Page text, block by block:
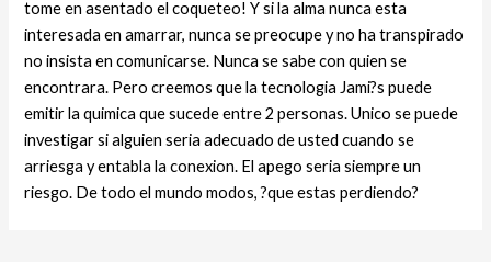
tome en asentado el coqueteo! Y si la alma nunca esta
interesada en amarrar, nunca se preocupe y no ha transpirado
no insista en comunicarse. Nunca se sabe con quien se
encontrara. Pero creemos que la tecnologia Jami?s puede
emitir la quimica que sucede entre 2 personas. Unico se puede
investigar si alguien seri­a adecuado de usted cuando se
arriesga y entabla la conexion. El apego seri­a siempre un
riesgo. De todo el mundo modos, ?que estas perdiendo?